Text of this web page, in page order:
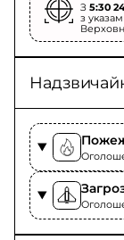
З 5:30
з